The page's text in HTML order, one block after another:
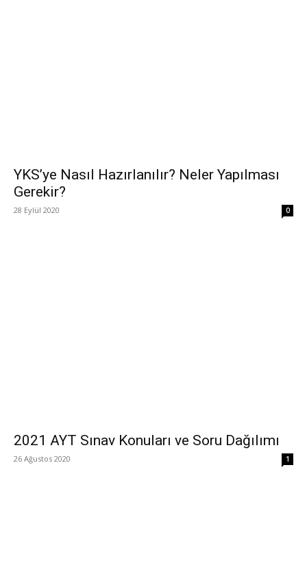
YKS’ye Nasıl Hazırlanılır? Neler Yapılması
Gerekir?
28 Eylül 2020 0
2021 AYT Sınav Konuları ve Soru Dağılımı
26 Ağustos 2020 1